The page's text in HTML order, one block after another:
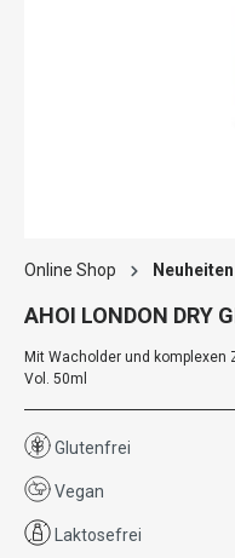
Online Shop Neuheiten
AHOI LONDON DRY
Mit Wacholder und komplexen
Vol. 50ml
Glutenfrei
Vegan
Laktosefrei